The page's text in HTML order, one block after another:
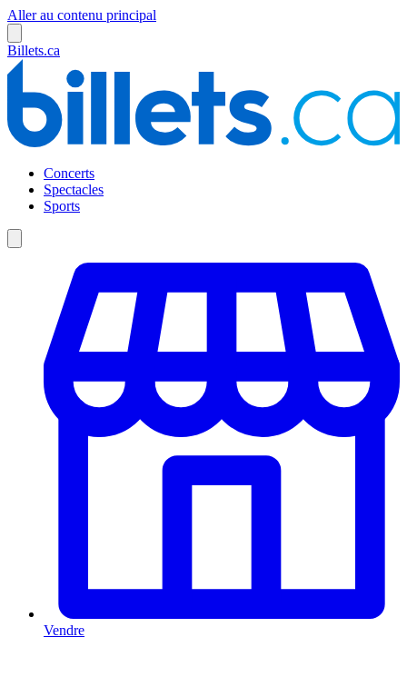
Aller au contenu principal
Billets.ca
Concerts
Spectacles
Sports
Vendre